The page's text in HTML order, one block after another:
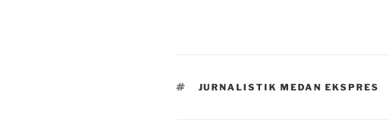
TAGS
JURNALISTIK MEDAN EKSPRES